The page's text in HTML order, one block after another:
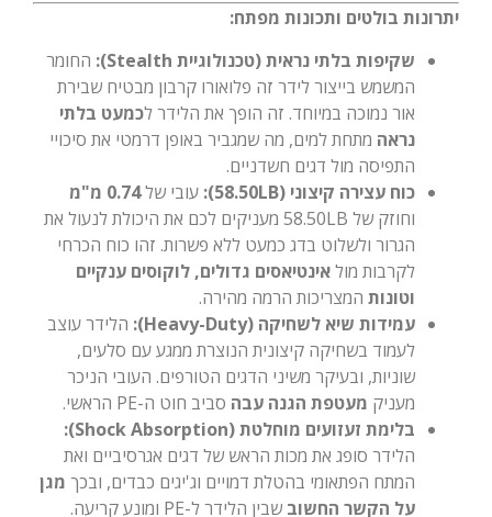
יתרונות בולטים ותכונות מפתח:
שקיפות בלתי נראית (טכנולוגיית Stealth):
החומר
המשמש בייצור לידר זה פלואורו קרבון מבטיח שבירת
אור נמוכה במיוחד. זה הופך את הלידר לכמעט בלתי
נראה מתחת למים, מה שמגביר באופן דרמטי את סיכויי
התפיסה מול דגים חשדניים.
כוח עצירה קיצוני (58.50LB):
עובי של0.74 מ"מ
וחוזק של 58.50LB מעניקים לכם את היכולת לנעול את
הגרור ולשלוט בדג כמעט ללא פשרות. זהו כוח הכרחי
לקרבות מולאינטיאסים גדולים, לוקוסים ענקיים
וטונות המצריכות הרמה מהירה.
עמידות שיא לשחיקה (Heavy-Duty):
הלידר עוצב
לעמוד בשחיקה קיצונית הנוצרת ממגע עם סלעים,
שוניות, ובעיקר משיני הדגים הטורפים. העובי הניכר
מעניק מעטפת הגנה עבה סביב חוט ה-PE הראשי.
בלימת זעזועים מוחלטת (Shock Absorption):
הלידר סופג את מכות הראש של דגים אגרסיביים ואת
המתח הפתאומי בהטלת דמויים וג'יגים כבדים, ובכך מגן
על הקשר החשוב שבין הלידר ל-PE ומונע קריעה.